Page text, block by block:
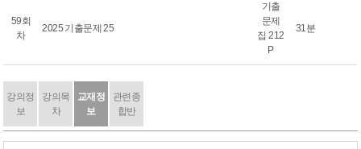
59회
차
2025 기출문제 25
기출
문제
집 212
P
31분
강의정
보
강의목
차
교재정
보
관련종
합반